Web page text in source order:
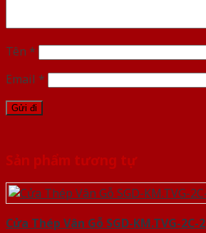
Tên *
Email *
Sản phẩm tương tự
Cửa Thép Vân Gỗ SGD-KM.TVG-2C-2